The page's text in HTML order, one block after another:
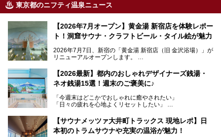
東京都のニフティ温泉ニュース
【2026年7月オープン】黄金湯 新宿店を体験レポー
ト！洞窟サウナ・クラフトビール・タイル絵が魅力
2026年7月7日、新宿の「黄金湯 新宿店（旧 金沢浴場）」が
リニューアルオープンします。
レトロでノスタルジックなタイル絵はそのまま、昔からここ
を知る地元の人にも、新しく足を運んでくれる人にも愛され
る、今の時代の"銭湯"として生まれ変わりました。洞窟のよ
ビアバーなど、新しく登場したスポットも併せて紹介しま
す。充実した設備があるのに、基本の入浴料が銭湯価格の5
【2026最新】都内のおしゃれデザイナーズ銭湯・
ネオ銭湯15選！週末のご褒美に♪
「今週末はどこかでおしゃれに癒やされたい」
「日々の疲れを心地よくリセットしたい」
となっている新しいスタイルの銭湯です。
最近、SNSやメディアで「デザイナーズ銭湯」や「ネオ銭
【サウナメッツァ大井町トラックス 現地レポ】日
本初のトラムサウナや充実の温浴が魅力！